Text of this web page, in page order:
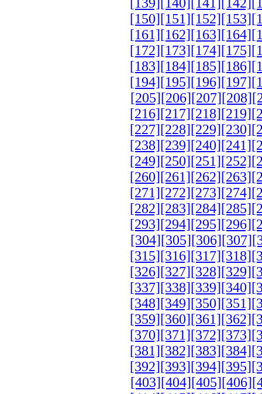
[150][151][152][153]
[161][162][163][164]
[172][173][174][175]
[183][184][185][186]
[194][195][196][197]
[205][206][207][208]
[216][217][218][219]
[227][228][229][230]
[238][239][240][241]
[249][250][251][252]
[260][261][262][263]
[271][272][273][274]
[282][283][284][285]
[293][294][295][296]
[304][305][306][307]
[315][316][317][318]
[326][327][328][329]
[337][338][339][340]
[348][349][350][351]
[359][360][361][362]
[370][371][372][373]
[381][382][383][384]
[392][393][394][395]
[403][404][405][406]